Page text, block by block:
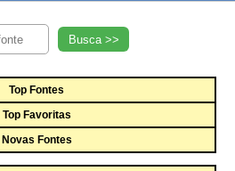
Busca >>
Top Fontes
Top Favoritas
Novas Fontes